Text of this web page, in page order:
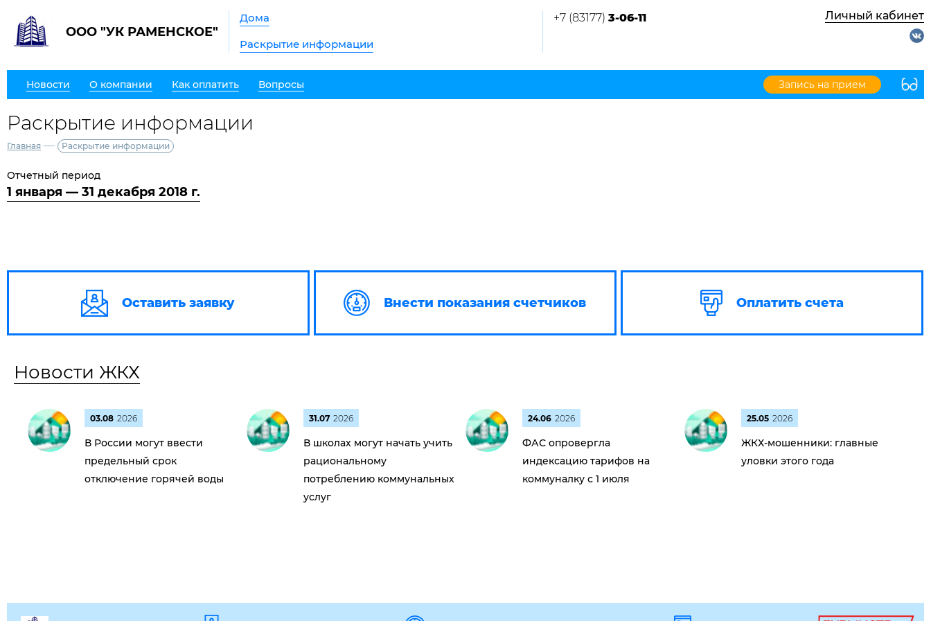
ООО "УК РАМЕНСКОЕ"
Дома
Раскрытие информации
+7 (83177) 3-06-11 Личный кабинет
Новости О компании Как оплатить Вопросы Запись на прием
Раскрытие информации
Главная — Раскрытие информации
Отчетный период
1 января — 31 декабря 2018 г.
Оставить заявку Внести показания счетчиков Оплатить счета
Новости ЖКХ
03.08 2026
В России могут ввести
предельный срок
отключение горячей воды
31.07 2026
В школах могут начать учить
рациональному
потреблению коммунальных
услуг
24.06 2026
ФАС опровергла
индексацию тарифов на
коммуналку с 1 июля
25.05 2026
ЖКХ-мошенники: главные
уловки этого года